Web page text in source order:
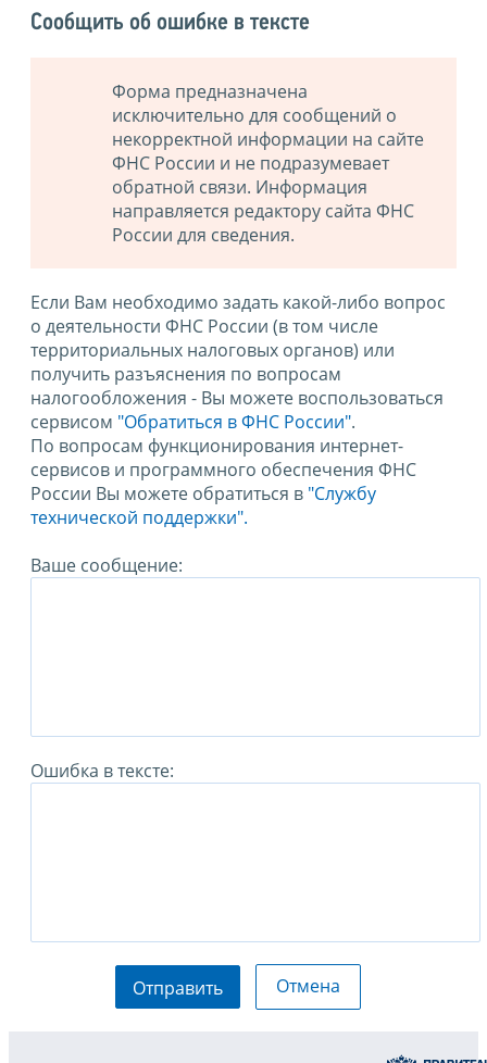
Сообщить об ошибке в тексте
Форма предназначена
исключительно для сообщений о
некорректной информации на сайте
ФНС России и не подразумевает
обратной связи. Информация
направляется редактору сайта ФНС
России для сведения.
Если Вам необходимо задать какой-либо вопрос
о деятельности ФНС России (в том числе
территориальных налоговых органов) или
получить разъяснения по вопросам
налогообложения - Вы можете воспользоваться
сервисом "Обратиться в ФНС России".
По вопросам функционирования интернет-
сервисов и программного обеспечения ФНС
России Вы можете обратиться в "Службу
технической поддержки".
Ваше сообщение:
Ошибка в тексте:
Отправить Отмена